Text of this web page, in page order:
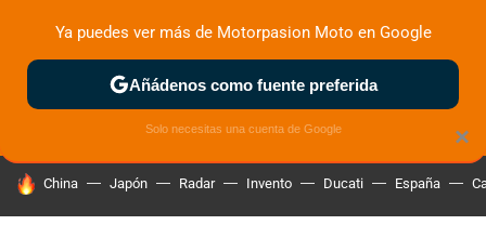
ZONA DE PRUEBAS DEPORTIVAS MOTOS ELÉCTRICAS
HOY SE HABLA DE
China Japón Radar Invento Ducati España
×
Ya puedes ver más de Motorpasion Moto en Google
Añádenos como fuente preferida
Solo necesitas una cuenta de Google